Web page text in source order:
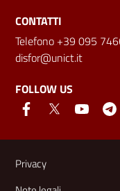
CONTATTI
Telefono +39 095
disfor@unict.it
FOLLOW US
Useful links
Privacy